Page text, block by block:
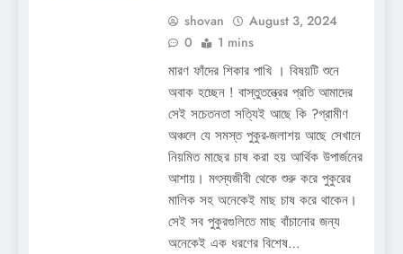
shovan
August 3, 2024
0
1 mins
মারণ ফাঁদের শিকার পাখি । বিষয়টি শুনে
অবাক হচ্ছেন ! বাস্তুতন্ত্রের প্রতি আমাদের
সেই সচেতনতা সত্যিই আছে কি ?গ্রামীণ
অঞ্চলে যে সমস্ত পুকুর-জলাশয় আছে সেখানে
নিয়মিত মাছের চাষ করা হয় আর্থিক উপার্জনের
আশায়। মৎস্যজীবী থেকে শুরু করে পুকুরের
মালিক সহ অনেকেই মাছ চাষ করে থাকেন।
সেই সব পুকুরগুলিতে মাছ বাঁচানোর জন্য
অনেকেই এক ধরণের বিশেষ…